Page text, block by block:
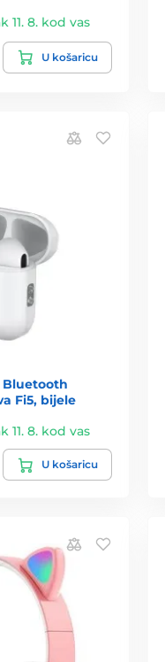
11. 8. kod vas
U košaricu
Bluetooth
Fi5, bijele
11. 8. kod vas
U košaricu